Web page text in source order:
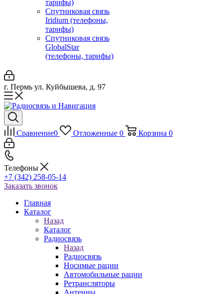
тарифы)
Спутниковая связь
Iridium (телефоны,
тарифы)
Спутниковая связь
GlobalStar
(телефоны, тарифы)
г. Пермь ул. Куйбышева, д. 97
Сравнение0 Отложенные 0 Корзина 0
Телефоны
+7 (342) 258-05-14
Заказать звонок
Главная
Каталог
Назад
Каталог
Радиосвязь
Назад
Радиосвязь
Носимые рации
Автомобильные рации
Ретрансляторы
Антенны